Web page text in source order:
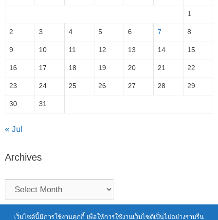
1
2 3 4 5 6 7 8
9 10 11 12 13 14 15
16 17 18 19 20 21 22
23 24 25 26 27 28 29
30 31
« Jul
Archives
Terms of Service|Personal Data Protection Policy
เว็บไซต์นี้มีการใช้งานคุกกี้ เพื่อให้การใช้งานเว็บไซต์เป็นไปอย่างราบรื่น